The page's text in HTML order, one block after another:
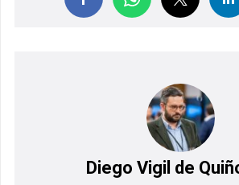
Diego Vigil de